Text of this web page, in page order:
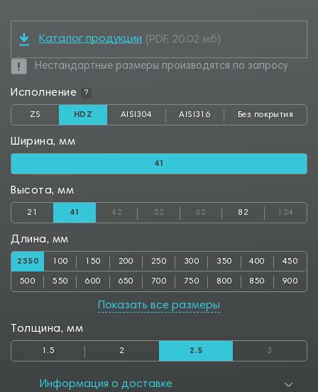
Каталог продукции (PDF, 20.02 мб)
Нестандартные размеры производятся по запросу
Исполнение ?
ZS HDZ AISI304 AISI316 Без покрытия
Ширина, мм
41
Высота, мм
21 41 42 52 62 82 124
Длина, мм
2350 100 150 200 250 300 350 400 450
500 550 600 650 700 750 800 850 900
1050 1100 1150 1200 1250
1850 1900 1950 2000 2050 2100 2150 2200 2250
2300 2400 2450 2500 2550 2600 2650 2700 2750
2850 2900 2950 3000
Показать все размеры
Толщина, мм
1.5 2 2.5 3
Информация о доставке